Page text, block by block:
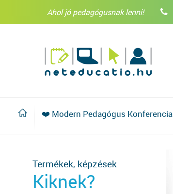
Ahol jó pedagógusnak lenni!
❤️ Modern Pedagógus Konferencia
Termékek, képzések
Kiknek?